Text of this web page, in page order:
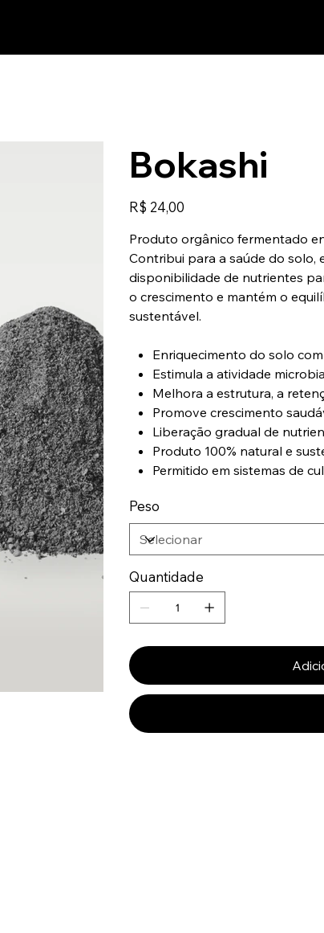
Bokashi
Preço
R$ 24,00
Produto orgânico fermentado
Contribui para a saúde do solo,
disponibilidade de nutrientes
o crescimento e mantém o
sustentável.
Enriquecimento do solo
Estimula a atividade
Melhora a estrutura, a
Promove crescimento
Liberação gradual de
Produto 100% natural e
Permitido em sistemas de
Peso
Quantidade